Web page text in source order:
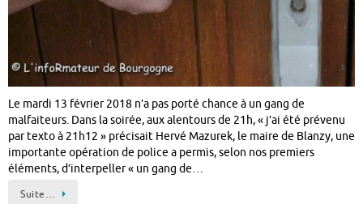
Le mardi 13 février 2018 n’a pas porté chance à un gang de
malfaiteurs. Dans la soirée, aux alentours de 21h, « j’ai été prévenu
par texto à 21h12 » précisait Hervé Mazurek, le maire de Blanzy, une
importante opération de police a permis, selon nos premiers
éléments, d’interpeller « un gang de…
Suite…